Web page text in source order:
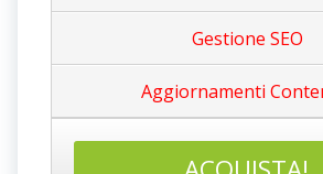
Gestione SEO
Aggiornamenti